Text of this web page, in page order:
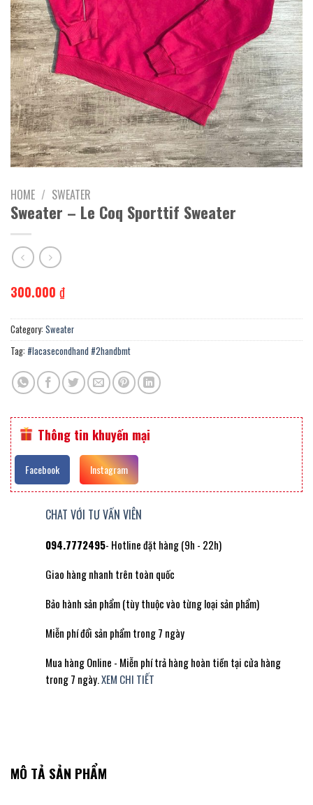
HOME / SWEATER
Sweater – Le Coq Sporttif Sweater
300.000 ₫
Category: Sweater
Tag: #lacasecondhand #2handbmt
Thông tin khuyến mại
Facebook Instagram
CHAT VỚI TƯ VẤN VIÊN
094.7772495- Hotline đặt hàng (9h - 22h)
Giao hàng nhanh trên toàn quốc
Bảo hành sản phẩm (tùy thuộc vào từng loại sản phẩm)
Miễn phí đổi sản phẩm trong 7 ngày
Mua hàng Online - Miễn phí trả hàng hoàn tiền tại cửa hàng
trong 7 ngày.XEM CHI TIẾT
MÔ TẢ SẢN PHẨM